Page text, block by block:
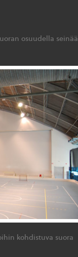
osuudella seinää
kohdistuva suora